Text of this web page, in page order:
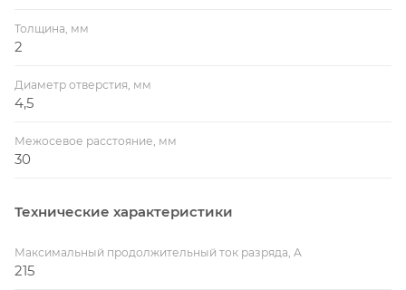
Толщина, мм
2
Диаметр отверстия, мм
4,5
Межосевое расстояние, мм
30
Технические характеристики
Максимальный продолжительный ток разряда, A
215